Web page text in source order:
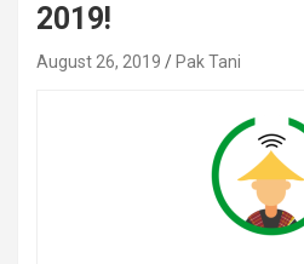
2019!
August 26, 2019 Pak Tani